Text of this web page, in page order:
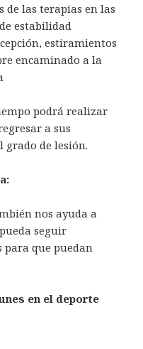
de las terapias en las
estabilidad
estiramientos
encaminado a la
podrá realizar
a sus
grado de lesión.
nos ayuda a
seguir
que puedan
en el deporte